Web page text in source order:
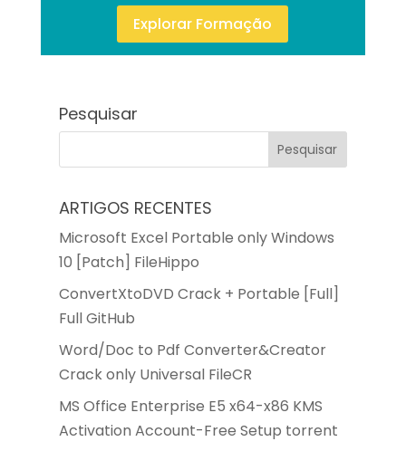
Explorar Formação
Pesquisar
ARTIGOS RECENTES
Microsoft Excel Portable only Windows
10 [Patch] FileHippo
ConvertXtoDVD Crack + Portable [Full]
Full GitHub
Word/Doc to Pdf Converter&Creator
Crack only Universal FileCR
MS Office Enterprise E5 x64-x86 KMS
Activation Account-Free Setup torrent